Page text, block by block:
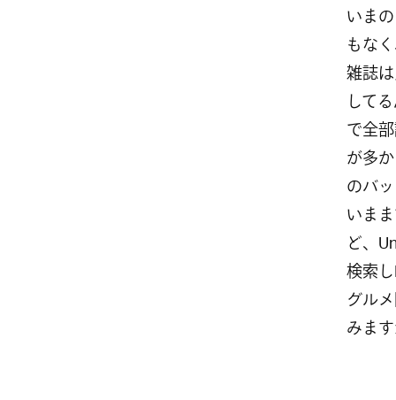
いま
もな
雑誌
して
で全
が多
のバ
いま
ど、
検索
グル
みま